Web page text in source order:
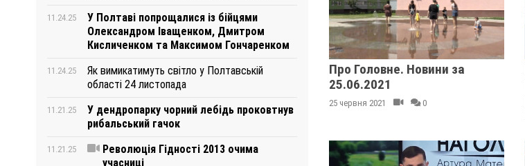
11.24.25
У Полтаві попрощалися із бійцями
Олександром Іващенком, Дмитром
Кисличенком та Максимом Гончаренком
11.24.25
Як вимикатимуть світло у Полтавській
області 24 листопада
11.21.25
У дендропарку чорний лебідь проковтнув
рибальський гачок
11.21.25
Революція Гідності 2013 очима
учасниці
Про Головне. Новини за
25.06.2021
25 червня 2021 0